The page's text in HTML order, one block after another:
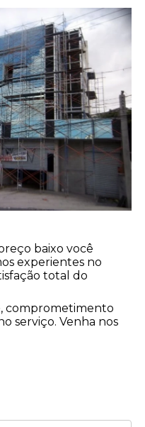
baixo você
experientes no
total do
comprometimento
serviço. Venha nos